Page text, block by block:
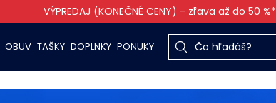
VÝPREDAJ (KONEČNÉ CENY) - zľava až do 50 %*
OBUV TAŠKY DOPLNKY PONUKY